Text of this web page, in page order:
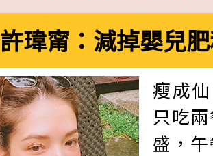
許瑋甯：減掉嬰兒
瘦成
只吃
盛，